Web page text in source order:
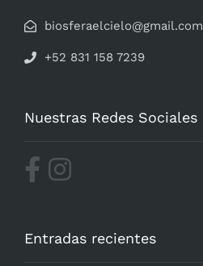
biosferaelcielo@gmail.com
+52 831 158 7239
Nuestras Redes Sociales
Entradas recientes